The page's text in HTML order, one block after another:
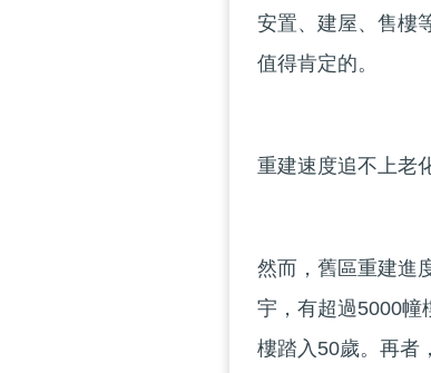
安置、建屋、售樓
值得肯定的。
重建速度追不上老
然而，舊區重建進
宇，有超過5000幢
樓踏入50歲。再者